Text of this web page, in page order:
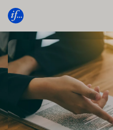
меню